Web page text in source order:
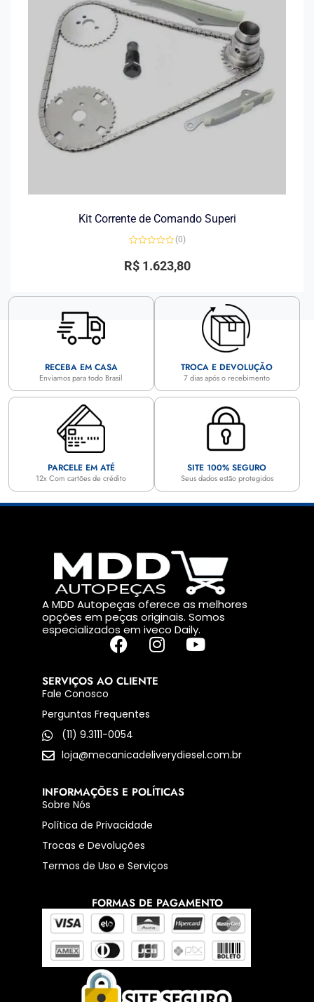
Kit Corrente de Comando Superi
0
de
(0)
R$1.623,80
RECEBA EM CASA
Enviamos para todo Brasil
TROCA E DEVOLUÇÃO
7 dias após o recebimento
PARCELE EM ATÉ
12x Com cartões de crédito
SITE 100% SEGURO
Seus dados estão protegidos
A MDD Autopeças oferece as melhores
opções em peças originais. Somos
especializados em iveco Daily.
SERVIÇOS AO CLIENTE
Fale Conosco
Perguntas Frequentes
(11) 9.3111-0054
loja@mecanicadeliverydiesel.com.br
INFORMAÇÕES E POLÍTICAS
Sobre Nós
Política de Privacidade
Trocas e Devoluções
Termos de Uso e Serviços
FORMAS DE PAGAMENTO